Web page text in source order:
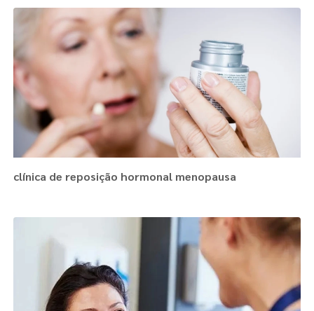
clínica de reposição hormonal menopausa